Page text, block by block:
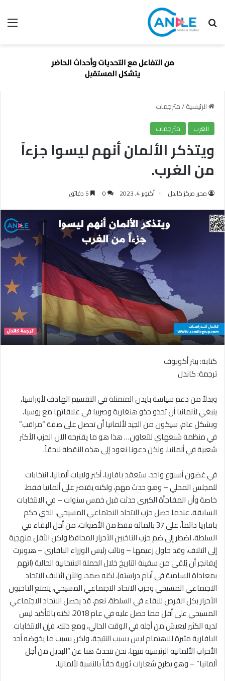
بحث عن
الرئيسية/مترجمات
الغرب
مترجمات
ويتذكر الألمان أنهم ليسوا جزءاً
من الغرب.
محرر مركز كاندل أكتوبر 4, 2023 0
كتابة: بيتر أكوبوف
ترجمة: كاندل
وبدلاً من دعم سياسة بايدن المتمثلة في التقسيم الهادف لأوراسيا،
ينبغي لألمانيا أن تحذو حذو هنغارية وصربيا في علاقاتها مع روسيا،
وبشكل عام، سيكون من الجيد لألمانيا أن تحصل على صفة “مراقب”
في منظمة شنغهاي للتعاون… هذا هو ما يقترحه الآن الحزب الأكثر
شعبية في ألمانيا، ولكن دعونا نعود إلى هذه النقطة لاحقاً.
في غضون أسبوع واحد، ستعقد بافاريا، أكبر ولايات ألمانيا، انتخابات
للمجلس المحلي – وهو حدث مهم، ولكنه يقتصر على ألمانيا فقط،
خاصة وأن المفاجأة الكبرى حدثت قبل خمس سنوات – في الانتخابات
السابقة، عندما حصل حزب الاتحاد الاجتماعي المسيحي، الذي حكم
بافاريا دائماً، على 37 بالمائة فقط من الأصوات، من أجل البقاء في
السلطة، اضطر إلى ضم حزب الناخبين الأحرار المحافظ ولكن الأقل منهجية
إلى ائتلاف، وقد حاول زعيمها – ونائب رئيس الوزراء البافاري – هيوبرت
إيفانجر أن يُلقى من سفينة التاريخ خلال الحملة الانتخابية الحالية (اتهم
بمعاداة السامية في أيام دراسته)، لكنه صمد، والآن ائتلاف الاتحاد
الاجتماعي المسيحي وحزب الاتحاد الاجتماعي المسيحي، يتمتع الناخبون
الأحرار بكل الفرص للبقاء في السلطة، نعم، قد يحصل الاتحاد الاجتماعي
المسيحي على أقل مما حصل عليه في عام 2018، لكنه بالتأكيد ليس
لديه الكثير ليعيش من أجله في الوقت الحالي، ومع ذلك، فإن الانتخابات
البافارية مثيرة للاهتمام ليس بسبب النتيجة، ولكن بسبب ما يخوضه أحد
الأحزاب الألمانية الرئيسية فيها، نحن نتحدث هنا عن “البديل من أجل
ألمانيا” – وهو يطرح شعارات ثورية حقاً بالنسبة لألمانيا.